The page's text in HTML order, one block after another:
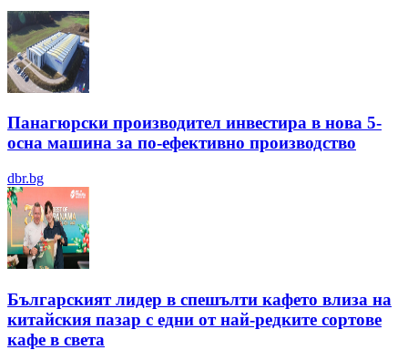
Панагюрски производител инвестира в нова 5-
осна машина за по-ефективно производство
dbr.bg
Българският лидер в спешълти кафето влиза на
китайския пазар с едни от най-редките сортове
кафе в света